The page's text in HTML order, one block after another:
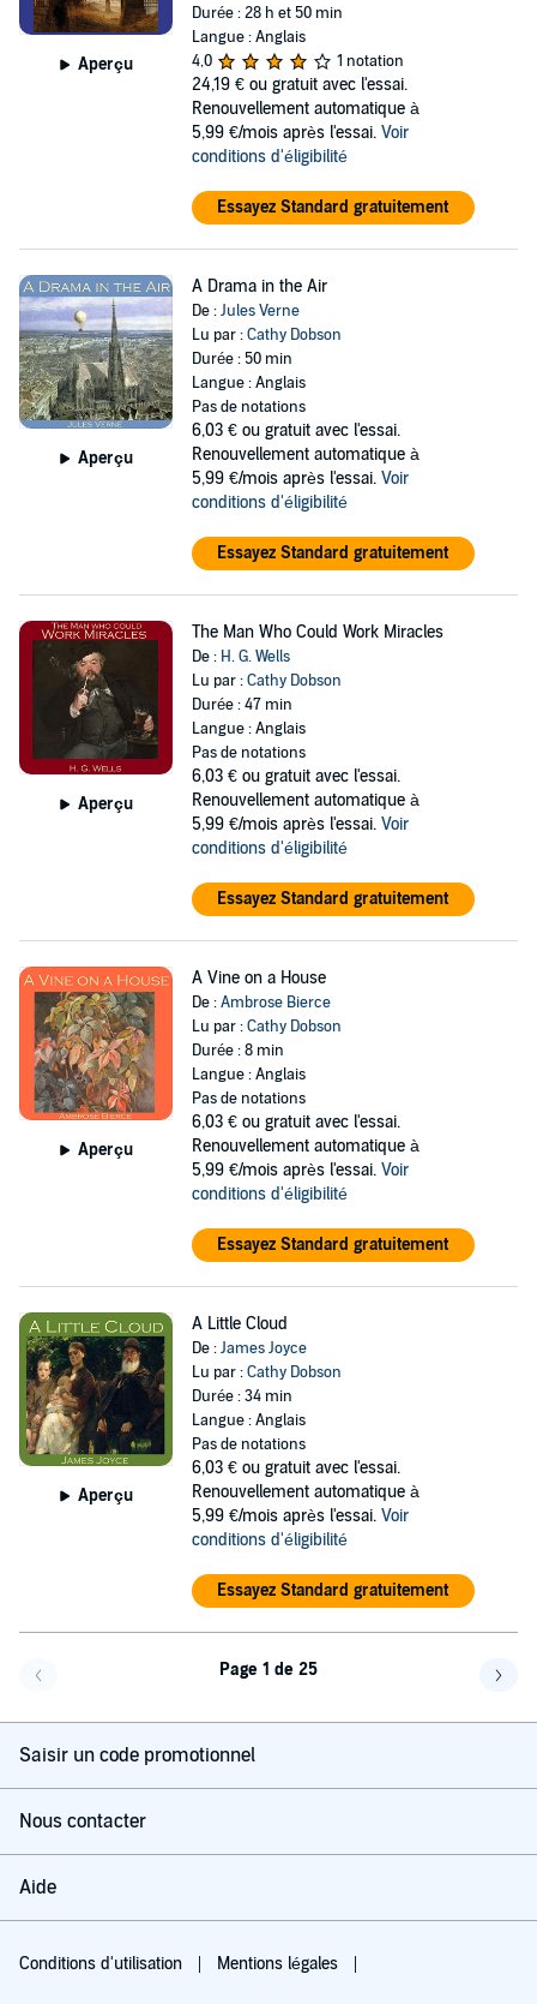
Aperçu
Durée : 28 h et 50 min
Langue : Anglais
4,0
1 notation
24,19 € ou gratuit avec l'essai.
Renouvellement automatique à
5,99 €/mois après l'essai. Voir
conditions d'éligibilité
Essayez Standard gratuitement
Aperçu
A Drama in the Air
De :Jules Verne
Lu par :Cathy Dobson
Durée : 50 min
Langue : Anglais
Pas de notations
6,03 € ou gratuit avec l'essai.
Renouvellement automatique à
5,99 €/mois après l'essai. Voir
conditions d'éligibilité
Essayez Standard gratuitement
Aperçu
The Man Who Could Work Miracles
De : H. G. Wells
Lu par :Cathy Dobson
Durée : 47 min
Langue : Anglais
Pas de notations
6,03 € ou gratuit avec l'essai.
Renouvellement automatique à
5,99 €/mois après l'essai. Voir
conditions d'éligibilité
Essayez Standard gratuitement
Aperçu
A Vine on a House
De :Ambrose Bierce
Lu par :Cathy Dobson
Durée : 8 min
Langue : Anglais
Pas de notations
6,03 € ou gratuit avec l'essai.
Renouvellement automatique à
5,99 €/mois après l'essai. Voir
conditions d'éligibilité
Essayez Standard gratuitement
Aperçu
A Little Cloud
De :James Joyce
Lu par :Cathy Dobson
Durée : 34 min
Langue : Anglais
Pas de notations
6,03 € ou gratuit avec l'essai.
Renouvellement automatique à
5,99 €/mois après l'essai. Voir
conditions d'éligibilité
Essayez Standard gratuitement
Page 1 de 25
Saisir un code promotionnel
Nous contacter
Aide
Conditions d'utilisation Mentions légales